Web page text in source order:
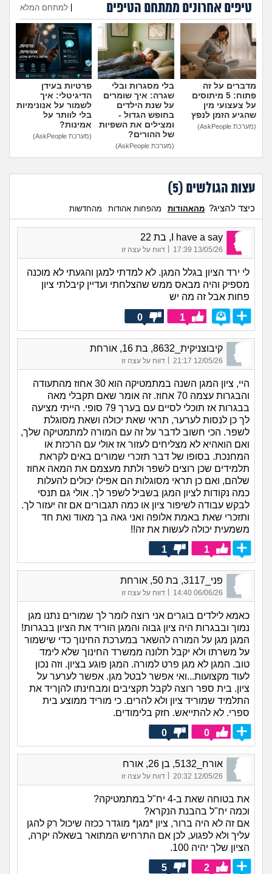
מה שעובר עליי
שומרים על הגוף
פיננסי וכלכלה
בין הסדינים
חיות מחמד
יוקר המחיה
טיפים אחרונים ממתחם הטיפים למתחם המלא
הוספת טיפ
מדברים על זה
פתוח: 5 מיתוסים
על צעצועי מין
שהגיע הזמן לנפץ
(מערכת AskPeople)
בלי מסגרות ובלי
שגרה: איך שומרים
על שנת הילדים
בחופש הגדול -
ומצילים את השפיות
של ההורים?
(מערכת AskPeople)
פרטיות בעידן
הדיגיטלי: איך
לשמור על אנונימיות
בלי לוותר על
אמינות?
(מערכת AskPeople)
עצות הגולשים (5
)
כיצד להציג? מהאהודות מהפחות אהודות מהחדשות
I have a say, בת 22
13/05/26 17:39 דווח על עצה זו
לי ירד הציון בגלל המגן. לא למדתי למגן והגעתי לא מוכנה
מספיק והיה מבאס ממש שהצלחתי ועדיין קיבלתי ציון
פחות אבל זה מה יש
1
0
קיבוצניקית_8632, בת 16, אורחת
12/05/26 21:17
| דווח על עצה זו
היי, ציון המגן השנה במתמטיקה הוא 30 אחוז מהתעודה
והבגרות עצמה 70 אחוז. זה אומר שאם תקבלי מאה
בבגרות אז תוכלי לסיים עם בערך 79 סופי. הייתי מציעה
לך כן לנסות לערער, תראי שאת יכולה ושאת מסוגלת
לשפר. הכי חשוב לדבר על זה עם המורה למתמטיקה שלך,
ואם הואהיא לא מצליחים לעזור אז אולי עם הרכזת או
המחנכת. בסופו של דבר תזכרי שמורים באים לקראת
תלמידים שכן רוצים לשפר ולתת מעצמם את המאה אחוז
שלהם, ואם כן תראי מסוגלות הם אפילו יכולים להעלות
כמה נקודות לציון המגן בשביל לשפר לך. אולי גם תנסי
לבקש עבודה לשיפור ציון או כמה תגבורים אם זה יעזור לך.
ותזכרי שאת באמת אלופה ואני גאה בך מאוד ואת חד
משמעית יכולה לעשות את זה!!
1
1
פני_3117, בת 50, אורחת
06/06/26 14:40
| דווח על עצה זו
כאמא לילדים בוגרים אני רוצה לומר לך שמורים נתנו מגן
נמוך ובבגרות היה ציון גבוה והמגן הוריד את הציון בבגרות!
המגן מגן על המורה להשאר במערכת החינוך כדי שישמור
על משרתו ולא יקבל תלונה ממשרד החינוך שלא לימד
טוב. המגן לא מגן פרט למורה. המגן פוגע בציון. וזה נכון
לעוד מקצועות...ואי אפשר לבטל מגן. אפשר לערער על
ציון. בית ספר רוצה לקבל תקציבים ומבחינתו להןריד את
התלמיד שמוריד ציון ולא להרים. כי מוריד ממוצע בית
ספרי. לא להתייאש. חזק בלימודים.
0
0
אורח_5132, בן 26, אורח
12/05/26 20:32 דווח על עצה זו
את בטוחה שאת ב-4 יח"ל במתמטיקה?
וכמה יח"ל בהבנת הנקרא?
אם זה לא היה ברור, ציון *מגן* מוגדר ככזה שיכול רק להגן
עליך ולא לפגוע, לכן אם התרחיש המתואר בשאלה יקרה,
הציון שלך יהיה 100.
2
5